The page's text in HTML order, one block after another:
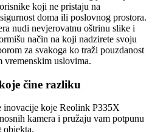
koji ne pristaju na
doma ili poslovnog prostora.
nudi nevjerovatnu oštrinu slike i
način na koji nadzirete svoju
za svakoga ko traži pouzdanost
vremenskim uslovima.
čine razliku
inovacije koje Reolink P335X
kamera i pružaju vam potpunu
objekta.